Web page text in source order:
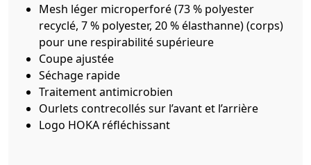
Mesh léger microperforé (73 % polyester
recyclé, 7 % polyester, 20 % élasthanne) (corps)
pour une respirabilité supérieure
Coupe ajustée
Séchage rapide
Traitement antimicrobien
Ourlets contrecollés sur l’avant et l’arrière
Logo HOKA réfléchissant